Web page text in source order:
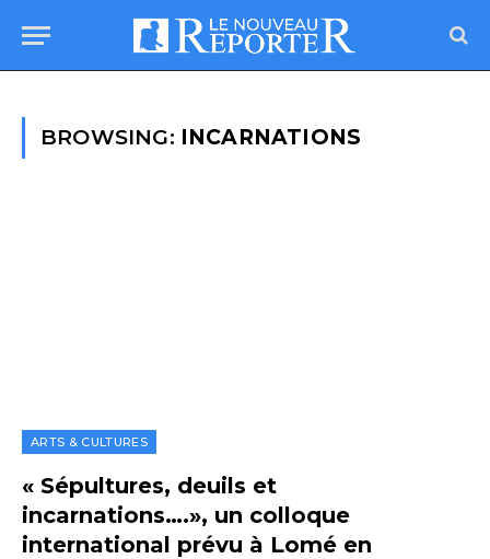
BROWSING: INCARNATIONS
ARTS & CULTURES
« Sépultures, deuils et
incarnations….», un colloque
international prévu à Lomé en